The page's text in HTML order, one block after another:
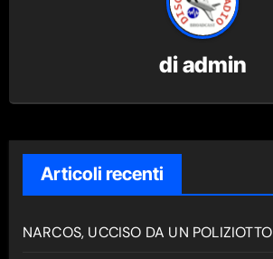
diadmin
Articoli recenti
NARCOS, UCCISO DA UN POLIZIOTTO